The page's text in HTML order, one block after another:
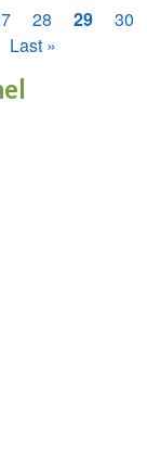
Page
28
Page
29
30
Dernière
Last »